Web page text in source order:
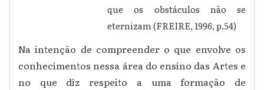
que os obstáculos não se
eternizam (FREIRE, 1996, p.54)
Na intenção de compreender o que envolve os
conhecimentos nessa área do ensino das Artes e
no que diz respeito a uma formação de